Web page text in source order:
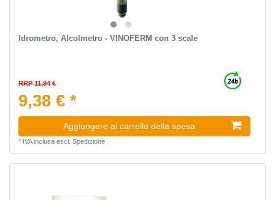
Idrometro, Alcolmetro - VINOFERM con 3 scale
RRP 11,94 €
9,38 € *
Aggiungere al carrello della spesa
* IVA inclusaescl. Spedizione